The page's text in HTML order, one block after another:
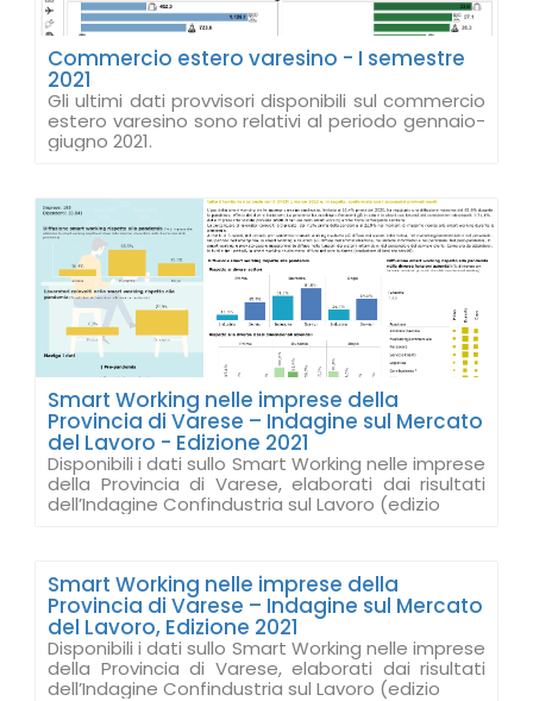
Commercio estero varesino - I semestre
2021
Gli ultimi dati provvisori disponibili sul commercio
estero varesino sono relativi al periodo gennaio-
giugno 2021.
Smart Working nelle imprese della
Provincia di Varese – Indagine sul Mercato
del Lavoro - Edizione 2021
Disponibili i dati sullo Smart Working nelle imprese
della Provincia di Varese, elaborati dai risultati
dell’Indagine Confindustria sul Lavoro (edizio
Smart Working nelle imprese della
Provincia di Varese – Indagine sul Mercato
del Lavoro, Edizione 2021
Disponibili i dati sullo Smart Working nelle imprese
della Provincia di Varese, elaborati dai risultati
dell’Indagine Confindustria sul Lavoro (edizio